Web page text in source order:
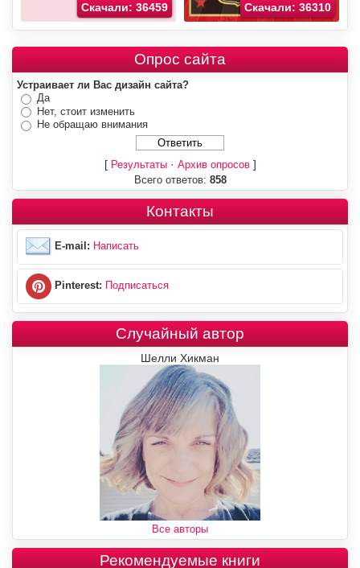
Скачали: 36459 Скачали: 36310
Опрос сайта
Устраивает ли Вас дизайн сайта?
Да
Нет, стоит изменить
Не обращаю внимания
[ Результаты· Архив опросов]
Всего ответов: 858
Контакты
E-mail: Написать
Pinterest: Подписаться
Случайный автор
Шелли Хикман
Все авторы
Рекомендуемые книги